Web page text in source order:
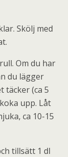
Skölj med
Om du har
du lägger
täcker (ca 5
upp. Låt
ca 10-15
tillsätt 1 dl